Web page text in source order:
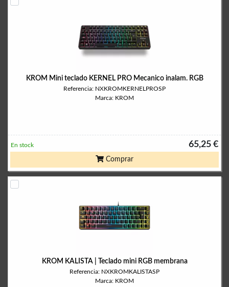
KROM Mini teclado KERNEL PRO Mecanico inalam. RGB
Referencia: NXKROMKERNELPROSP
Marca: KROM
65,25 €
En stock
Comprar
KROM KALISTA | Teclado mini RGB membrana
Referencia: NXKROMKALISTASP
Marca: KROM